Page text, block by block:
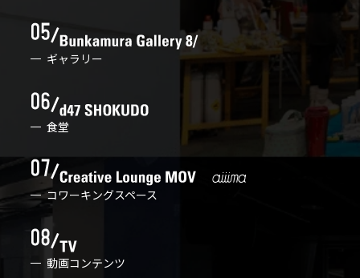
ギャラリー
食堂
コワーキングスペース
動画コンテンツ